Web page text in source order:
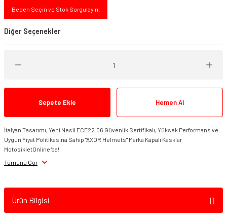
Beden Seçin ve Stok Sorgulayın!
Diğer Seçenekler
AXOR BRUTALE SC Kask Black Dull
Sepete Ekle Hemen Al
İtalyan Tasarımı, Yeni Nesil ECE22.06 Güvenlik Sertifikalı, Yüksek Performans ve
Uygun Fiyat Politikasına Sahip "AXOR Helmets" Marka Kapalı Kasklar
MotosikletOnline 'da!
Tümünü Gör
Ürün Bilgisi